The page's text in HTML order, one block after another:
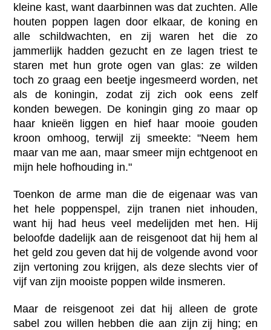
kleine kast, want daarbinnen was dat zuchten. Alle
houten poppen lagen door elkaar, de koning en
alle schildwachten, en zij waren het die zo
jammerlijk hadden gezucht en ze lagen triest te
staren met hun grote ogen van glas: ze wilden
toch zo graag een beetje ingesmeerd worden, net
als de koningin, zodat zij zich ook eens zelf
konden bewegen. De koningin ging zo maar op
haar knieën liggen en hief haar mooie gouden
kroon omhoog, terwijl zij smeekte: "Neem hem
maar van me aan, maar smeer mijn echtgenoot en
mijn hele hofhouding in."
Toenkon de arme man die de eigenaar was van
het hele poppenspel, zijn tranen niet inhouden,
want hij had heus veel medelijden met hen. Hij
beloofde dadelijk aan de reisgenoot dat hij hem al
het geld zou geven dat hij de volgende avond voor
zijn vertoning zou krijgen, als deze slechts vier of
vijf van zijn mooiste poppen wilde insmeren.
Maar de reisgenoot zei dat hij alleen de grote
sabel zou willen hebben die aan zijn zij hing; en